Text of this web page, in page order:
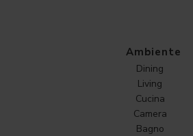
Ambiente
Dining
Living
Cucina
Camera
Bagno